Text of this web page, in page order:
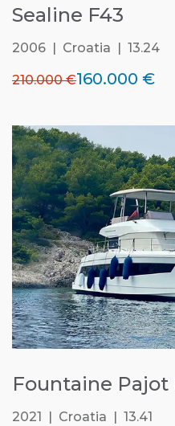
Sealine F43
2006 | Croatia | 13.24
210.000 €160.000 €
Fountaine Pajot
2021 | Croatia | 13.41